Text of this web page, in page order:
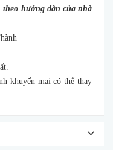
hướng dẫn của nhà
khuyến mại có thể thay